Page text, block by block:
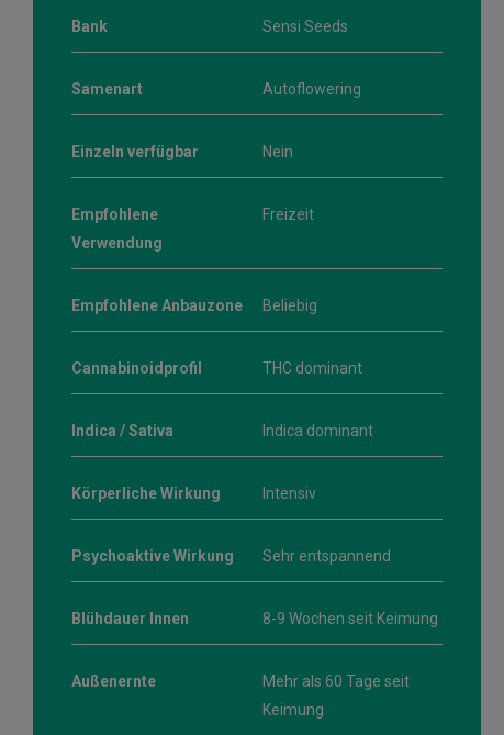
Bank Sensi Seeds
Samenart Autoflowering
Einzeln verfügbar Nein
Empfohlene
Verwendung
Freizeit
Empfohlene Anbauzone Beliebig
Cannabinoidprofil THC dominant
Indica / Sativa Indica dominant
Körperliche Wirkung Intensiv
Psychoaktive Wirkung Sehr entspannend
Blühdauer Innen 8-9 Wochen seit Keimung
Außenernte
Mehr als 60 Tage seit
Keimung